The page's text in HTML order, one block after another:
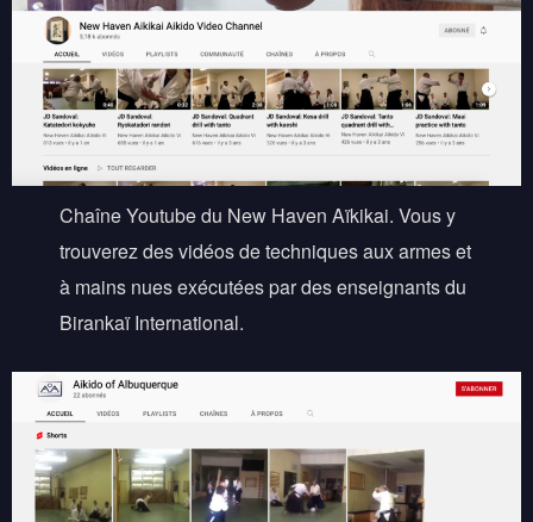
Chaîne Youtube du New Haven Aïkikai. Vous y
trouverez des vidéos de techniques aux armes et
à mains nues exécutées par des enseignants du
Birankaï International.